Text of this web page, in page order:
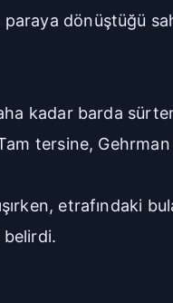
dönüştüğü
kadar barda
tersine,
etrafındaki
belirdi.